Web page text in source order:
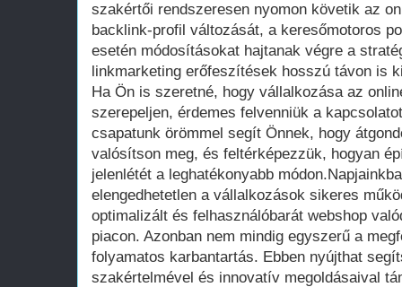
szakértői rendszeresen nyomon követik az
backlink-profil változását, a keresőmotoros
esetén módosításokat hajtanak végre a
linkmarketing erőfeszítések hosszú távon is
Ha Ön is szeretné, hogy vállalkozása az
szerepeljen, érdemes felvenniük a
csapatunk örömmel segít Önnek, hogy
valósítson meg, és feltérképezzük, hogyan
jelenlétét a leghatékonyabb
elengedhetetlen a vállalkozások sikeres
optimalizált és felhasználóbarát webshop
piacon. Azonban nem mindig egyszerű a
folyamatos karbantartás. Ebben nyújthat
szakértelmével és innovatív megoldásaival